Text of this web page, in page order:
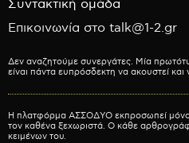
Συντακτική ομάδα
Επικοινωνία στο talk@1-2.gr
Δεν αναζητούμε συνεργάτες. Μία
είναι πάντα ευπρόσδεκτη να ακουστεί και
Η πλατφόρμα ΑΣΣΟΔΥΟ εκπροσωπεί
τον καθένα ξεχωριστά. Ο κάθε
κειμένων του.